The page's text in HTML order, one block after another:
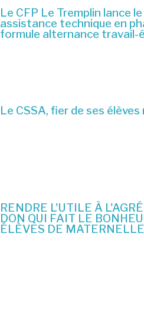
Le CFP Le Tremplin lance
assistance technique en
formule alternance travail-
Le CSSA, fier de ses
RENDRE L'UTILE À
DON QUI FAIT LE
ÉLÈVES DE MATERNELLE